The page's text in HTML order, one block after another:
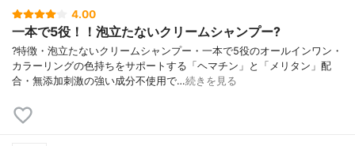
4.00
一本で5役！！泡立たないクリームシャンプー?
?特徴・泡立たないクリームシャンプー・一本で5役のオールインワン・
カラーリングの色持ちをサポートする「ヘマチン」と「メリタン」配
合・無添加刺激の強い成分不使用で…続きを見る